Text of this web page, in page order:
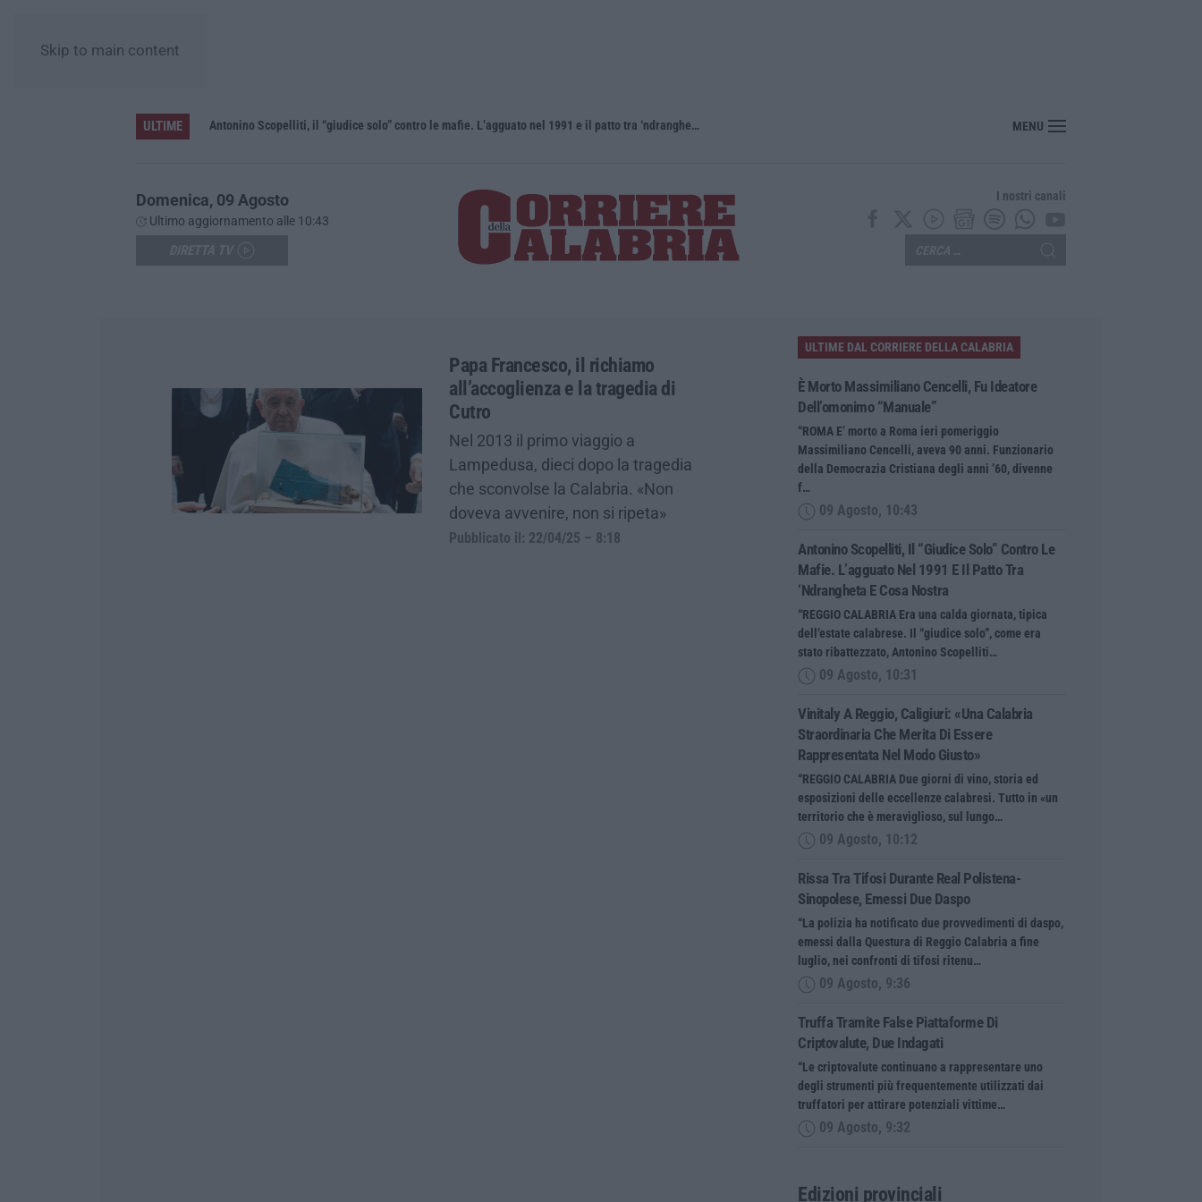
Skip to main content
ULTIME Antonino Scopelliti, il “giudice solo” contro le mafie. L’agguato nel 1991 e il patto tra ‘ndrangheta e Cosa nostra MENU
Domenica, 09 Agosto
Ultimo aggiornamento alle 10:43
I nostri canali
Papa Francesco, il richiamo
all’accoglienza e la tragedia di
Cutro
Nel 2013 il primo viaggio a
Lampedusa, dieci dopo la tragedia
che sconvolse la Calabria. «Non
doveva avvenire, non si ripeta»
Pubblicato il: 22/04/25 – 8:18
ULTIME DAL CORRIERE DELLA CALABRIA
È Morto Massimiliano Cencelli, Fu Ideatore
Dell’omonimo “manuale”
“ROMA E’ morto a Roma ieri pomeriggio
Massimiliano Cencelli, aveva 90 anni. Funzionario
della Democrazia Cristiana degli anni ’60, divenne
f…
09 Agosto, 10:43
Antonino Scopelliti, Il “giudice Solo” Contro Le
Mafie. L’agguato Nel 1991 E Il Patto Tra
‘ndrangheta E Cosa Nostra
“REGGIO CALABRIA Era una calda giornata, tipica
dell’estate calabrese. Il “giudice solo”, come era
stato ribattezzato, Antonino Scopelliti…
09 Agosto, 10:31
Vinitaly A Reggio, Caligiuri: «Una Calabria
Straordinaria Che Merita Di Essere
Rappresentata Nel Modo Giusto»
“REGGIO CALABRIA Due giorni di vino, storia ed
esposizioni delle eccellenze calabresi. Tutto in «un
territorio che è meraviglioso, sul lungo…
09 Agosto, 10:12
Rissa Tra Tifosi Durante Real Polistena-
Sinopolese, Emessi Due Daspo
“La polizia ha notificato due provvedimenti di daspo,
emessi dalla Questura di Reggio Calabria a fine
luglio, nei confronti di tifosi ritenu…
09 Agosto, 9:36
Truffa Tramite False Piattaforme Di
Criptovalute, Due Indagati
“Le criptovalute continuano a rappresentare uno
degli strumenti più frequentemente utilizzati dai
truffatori per attirare potenziali vittime…
09 Agosto, 9:32
Edizioni provinciali